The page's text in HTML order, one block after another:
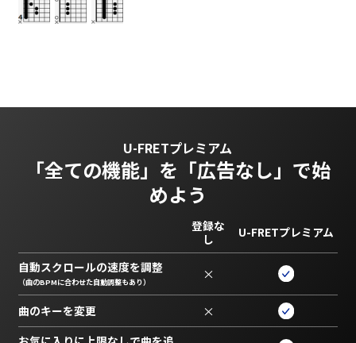
U-FRETプレミアム
「全ての機能」を 「広告なし」で始
めよう
登録な
し
U-FRETプレミアム
自動スクロールの速度を調整
（曲のBPMに合わせた自動調整もあり） ×
曲のキーを変更 ×